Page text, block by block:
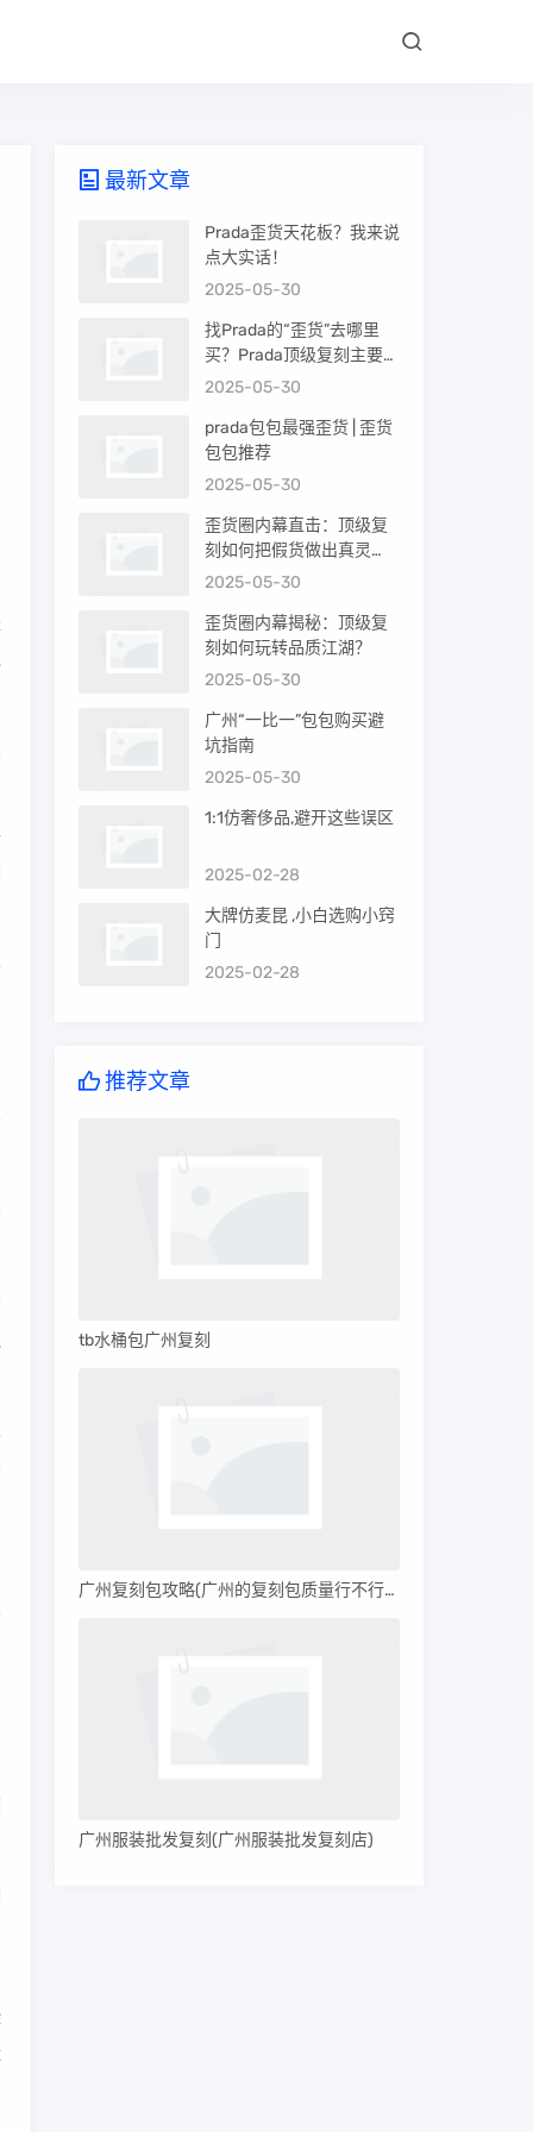
最新文章
Prada歪货天花板？我来说
点大实话！
2025-05-30
找Prada的“歪货”去哪里
买？Prada顶级复刻主要渠
道盘点
2025-05-30
prada包包最强歪货 | 歪货
包包推荐
2025-05-30
歪货圈内幕直击：顶级复
刻如何把假货做出真灵
魂？
2025-05-30
歪货圈内幕揭秘：顶级复
刻如何玩转品质江湖？
2025-05-30
广州“一比一”包包购买避
坑指南
2025-05-30
1:1仿奢侈品,避开这些误区
2025-02-28
大牌仿麦昆 ,小白选购小窍
门
2025-02-28
推荐文章
tb水桶包广州复刻
广州复刻包攻略(广州的复刻包质量行不行呀)
广州服装批发复刻(广州服装批发复刻店)